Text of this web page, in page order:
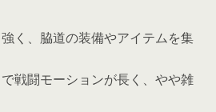
く、脇道の装備やアイテムを集
戦闘モーションが長く、やや雑